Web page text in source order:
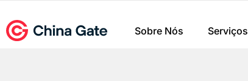
Sobre Nós Serviços